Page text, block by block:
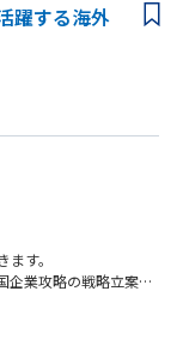
ローバルな知的財産戦
です。中国語・英語
最先端の発明を世界
訳や生成AIの活用に
ェックや交渉を通じ
・弁護士とのやりとり
できます。知財のプ
が整っており、自ら
争力を支えるやりが
務所、特許庁や関連公
躍する海外
す。
業攻略の戦略立案お
注目標達成に向けた